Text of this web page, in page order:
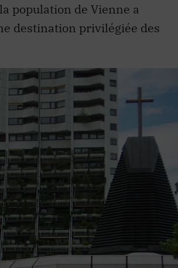
population de Vienne a
destination privilégiée des